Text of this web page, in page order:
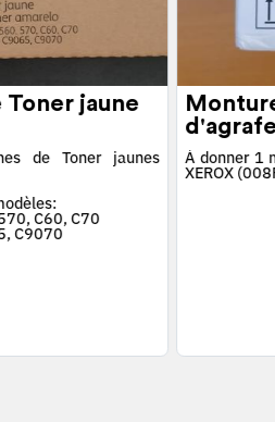
Toner jaune
de Toner jaunes
C60, C70
C9070
À donner 1
XEROX